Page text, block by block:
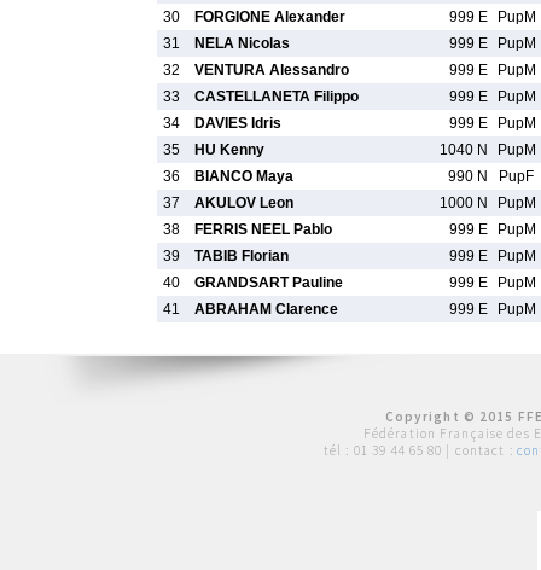
30
FORGIONE Alexander 999 E
PupM
31
NELA Nicolas 999 E
PupM
32
VENTURA Alessandro 999 E
PupM
33
CASTELLANETA Filippo 999 E
PupM
34
DAVIES Idris 999 E
PupM
35
HU Kenny 1040 N
PupM
36
BIANCO Maya 990 N
PupF
37
AKULOV Leon 1000 N
PupM
38
FERRIS NEEL Pablo 999 E
PupM
39
TABIB Florian 999 E
PupM
40
GRANDSART Pauline 999 E
PupM
41
ABRAHAM Clarence 999 E PupM
Copyright © 2015
Fédération Française des
tél : 01 39 44 65 80 | contact :